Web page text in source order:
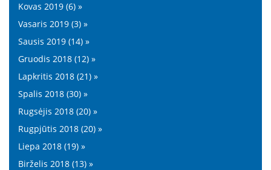
Kovas 2019 (6) »
Vasaris 2019 (3) »
Sausis 2019 (14) »
Gruodis 2018 (12) »
Lapkritis 2018 (21) »
Spalis 2018 (30) »
Rugsėjis 2018 (20) »
Rugpjūtis 2018 (20) »
Liepa 2018 (19) »
Birželis 2018 (13) »